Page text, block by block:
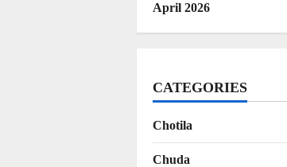
April 2026
CATEGORIES
Chotila
Chuda